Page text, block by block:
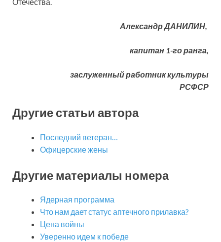
Александр ДАНИЛИН,
капитан 1-го ранга,
заслуженный работник культуры
РСФСР
Другие статьи автора
Последний ветеран…
Офицерские жены
Другие материалы номера
Ядерная программа
Что нам дает статус аптечного прилавка?
Цена войны
Уверенно идем к победе